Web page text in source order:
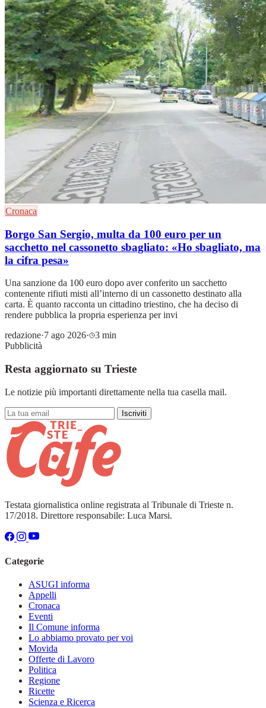
Cronaca
Borgo San Sergio, multa da 100 euro per un
sacchetto nel cassonetto sbagliato: «Ho sbagliato, ma
la cifra pesa»
Una sanzione da 100 euro dopo aver conferito un sacchetto
contenente rifiuti misti all’interno di un cassonetto destinato alla
carta. È quanto racconta un cittadino triestino, che ha deciso di
rendere pubblica la propria esperienza per invi
redazione·7 ago 2026·
3 min
Pubblicità
Resta aggiornato su Trieste
Le notizie più importanti direttamente nella tua casella mail.
Iscriviti
Testata giornalistica online registrata al Tribunale di Trieste n.
17/2018. Direttore responsabile: Luca Marsi.
Categorie
ASUGI informa
Appelli
Cronaca
Eventi
Il Comune informa
Lo abbiamo provato per voi
Movida
Offerte di Lavoro
Politica
Regione
Ricette
Scienza e Ricerca